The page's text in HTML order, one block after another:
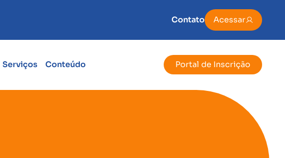
Contato Acessar
Serviços Conteúdo Portal de Inscrição